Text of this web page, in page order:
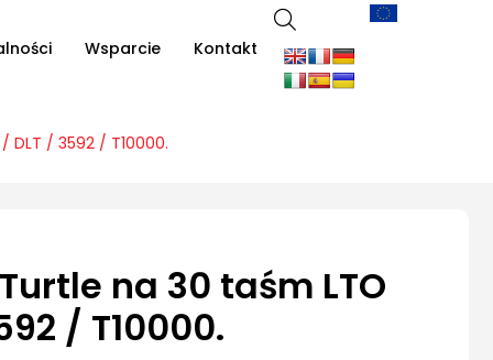
Wsparcie Kontakt
DLT / 3592 / T10000.
na 30 taśm LTO
/ T10000.